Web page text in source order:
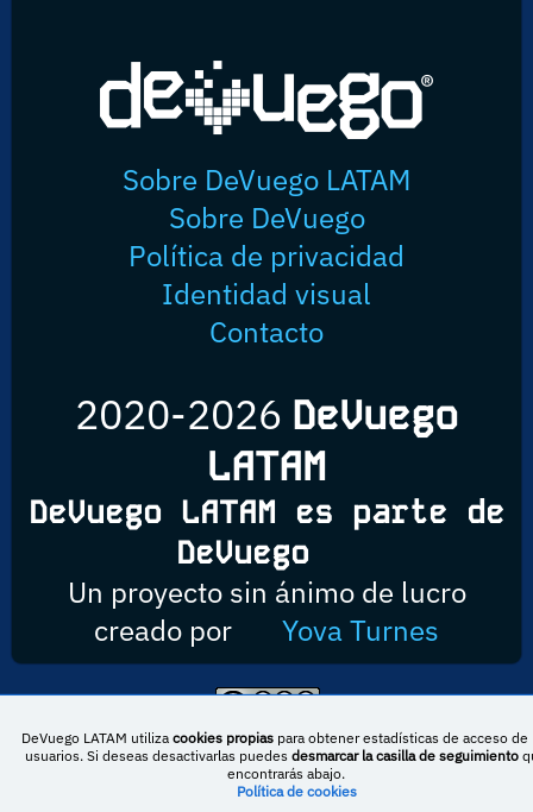
Sobre DeVuego LATAM
Sobre DeVuego
Política de privacidad
Identidad visual
Contacto
2020-2026 DeVuego
LATAM
DeVuego LATAM es parte de
DeVuego
Un proyecto sin ánimo de lucro
creado por
Yova Turnes
Esta obra está bajo una licencia de Creative Commons Reconocimiento-
NoComercial-CompartirIgual 4.0 Internacional
DeVuego LATAM utiliza cookies propiaspara obtener estadísticas de acceso de
usuarios. Si deseas desactivarlas puedes desmarcar la casilla de seguimiento
encontrarás abajo.
Política de cookies